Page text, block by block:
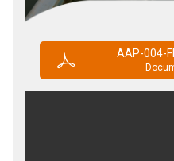
AAP-004-